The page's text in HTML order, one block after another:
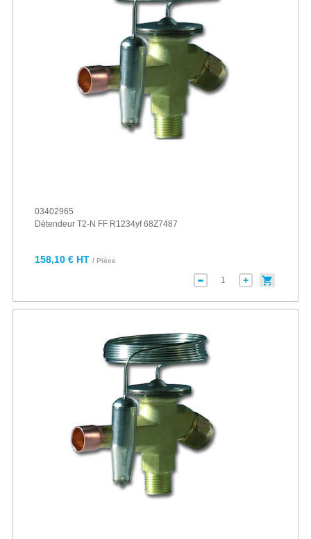
03402965
Détendeur T2-N FF R1234yf 68Z7487
158,10 € HT / Pièce